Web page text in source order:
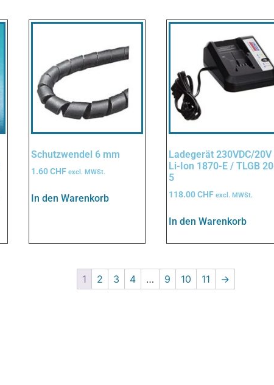
Schutzwendel 6 mm
1.60CHF excl. MWSt.
In den Warenkorb
Ladegerät 230VDC/20V
Li-Ion 1870-E / TLGB
5
118.00CHF excl. MWSt.
In den Warenkorb
1 2 3 4 … 9 10 11 →